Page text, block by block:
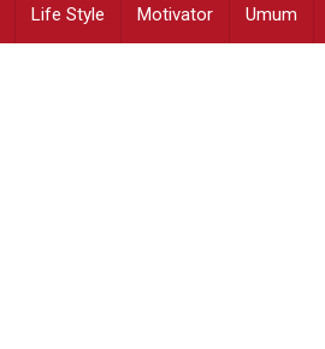
Life Style Motivator Umum